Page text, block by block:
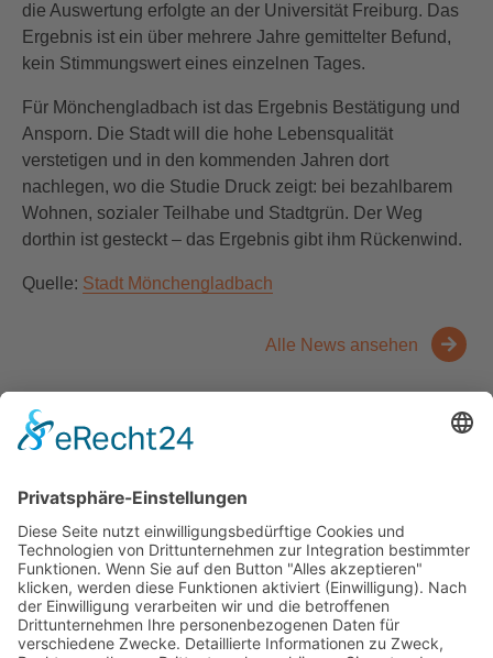
die Auswertung erfolgte an der Universität Freiburg. Das
Ergebnis ist ein über mehrere Jahre gemittelter Befund,
kein Stimmungswert eines einzelnen Tages.
Für Mönchengladbach ist das Ergebnis Bestätigung und
Ansporn. Die Stadt will die hohe Lebensqualität
verstetigen und in den kommenden Jahren dort
nachlegen, wo die Studie Druck zeigt: bei bezahlbarem
Wohnen, sozialer Teilhabe und Stadtgrün. Der Weg
dorthin ist gesteckt – das Ergebnis gibt ihm Rückenwind.
Quelle: Stadt Mönchengladbach
Alle News ansehen